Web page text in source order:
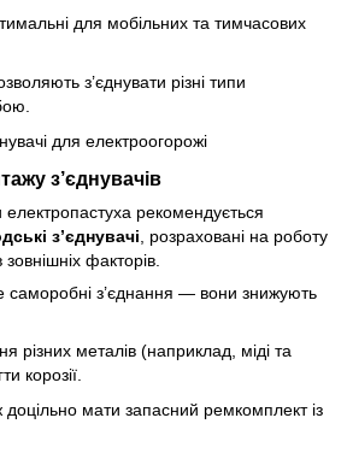
для мобільних та тимчасових
з’єднувати різні типи
з’єднувачів
електропастуха рекомендується
з’єднувачі , розраховані на роботу
факторів.
саморобні з’єднання — вони знижують
різних металів (наприклад, міді та
корозії.
мати запасний ремкомплект із